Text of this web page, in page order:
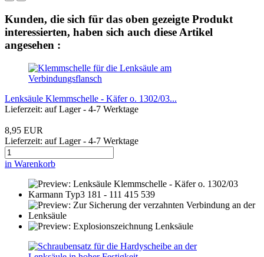
Kunden, die sich für das oben gezeigte Produkt
interessierten, haben sich auch diese Artikel
angesehen :
Lenksäule Klemmschelle - Käfer o. 1302/03...
Lieferzeit: auf Lager - 4-7 Werktage
8,95 EUR
Lieferzeit: auf Lager - 4-7 Werktage
in Warenkorb